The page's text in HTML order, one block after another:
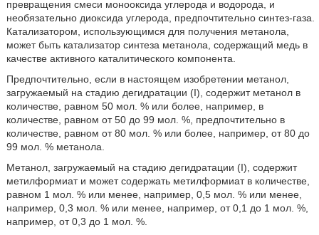
превращения смеси монооксида углерода и водорода, и
необязательно диоксида углерода, предпочтительно синтез-газа.
Катализатором, использующимся для получения метанола,
может быть катализатор синтеза метанола, содержащий медь в
качестве активного каталитического компонента.
Предпочтительно, если в настоящем изобретении метанол,
загружаемый на стадию дегидратации (I), содержит метанол в
количестве, равном 50 мол. % или более, например, в
количестве, равном от 50 до 99 мол. %, предпочтительно в
количестве, равном от 80 мол. % или более, например, от 80 до
99 мол. % метанола.
Метанол, загружаемый на стадию дегидратации (I), содержит
метилформиат и может содержать метилформиат в количестве,
равном 1 мол. % или менее, например, 0,5 мол. % или менее,
например, 0,3 мол. % или менее, например, от 0,1 до 1 мол. %,
например, от 0,3 до 1 мол. %.